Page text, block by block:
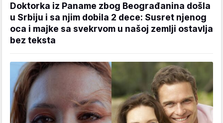
Doktorka iz Paname zbog Beograđanina došla
u Srbiju i sa njim dobila 2 dece: Susret njenog
oca i majke sa svekrvom u našoj zemlji ostavlja
bez teksta